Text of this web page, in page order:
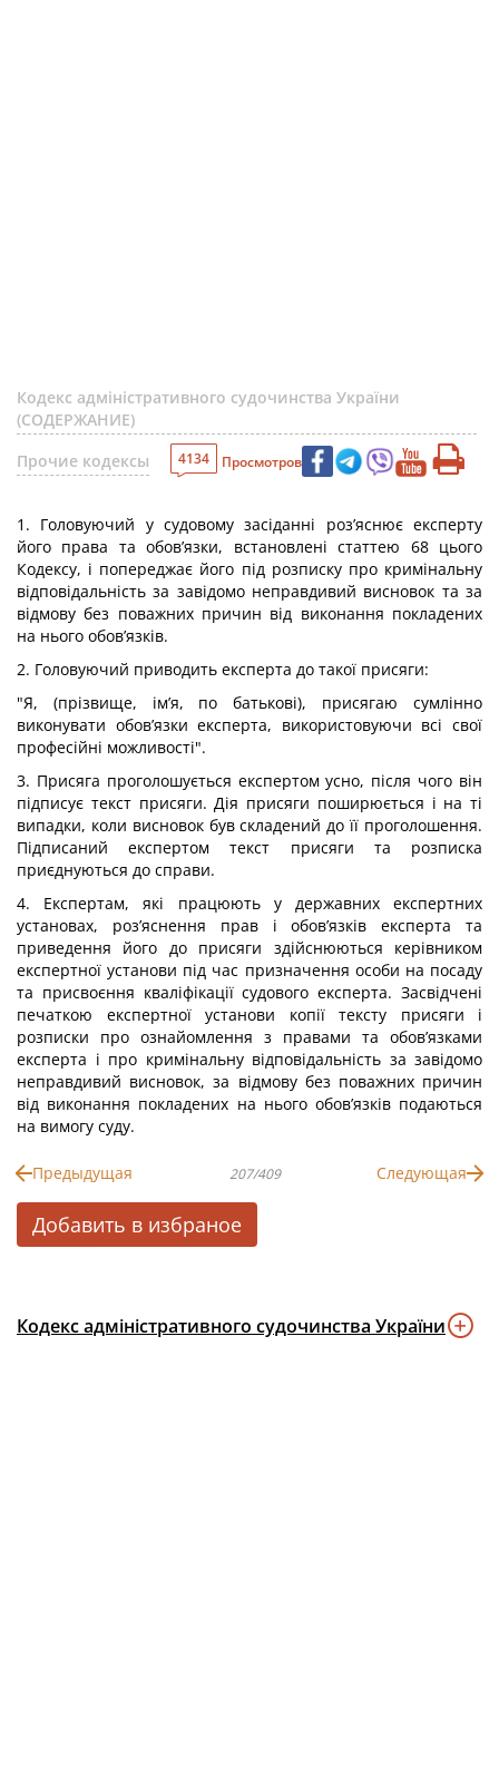
Кодекс адміністративного судочинства України
(СОДЕРЖАНИЕ)
Прочие кодексы
4134 Просмотров
1. Головуючий у судовому засіданні роз’яснює експерту
його права та обов’язки, встановлені статтею 68 цього
Кодексу, і попереджає його під розписку про кримінальну
відповідальність за завідомо неправдивий висновок та за
відмову без поважних причин від виконання покладених
на нього обов’язків.
2. Головуючий приводить експерта до такої присяги:
"Я, (прізвище, ім’я, по батькові), присягаю сумлінно
виконувати обов’язки експерта, використовуючи всі свої
професійні можливості".
3. Присяга проголошується експертом усно, після чого він
підписує текст присяги. Дія присяги поширюється і на ті
випадки, коли висновок був складений до її проголошення.
Підписаний експертом текст присяги та розписка
приєднуються до справи.
4. Експертам, які працюють у державних експертних
установах, роз’яснення прав і обов’язків експерта та
приведення його до присяги здійснюються керівником
експертної установи під час призначення особи на посаду
та присвоєння кваліфікації судового експерта. Засвідчені
печаткою експертної установи копії тексту присяги і
розписки про ознайомлення з правами та обов’язками
експерта і про кримінальну відповідальність за завідомо
неправдивий висновок, за відмову без поважних причин
від виконання покладених на нього обов’язків подаються
на вимогу суду.
Предыдущая 207/409 Следующая
Добавить в избраное
Кодекс адміністративного судочинства України